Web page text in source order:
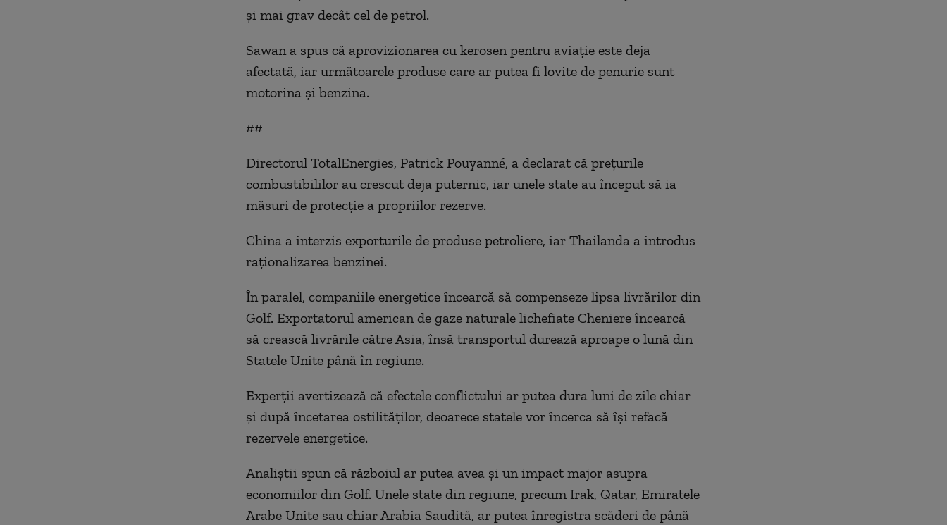
şi mai grav decât cel de petrol.
Sawan a spus că aprovizionarea cu kerosen pentru aviaţie este deja
afectată, iar următoarele produse care ar putea fi lovite de penurie sunt
motorina şi benzina.
##
Directorul TotalEnergies, Patrick Pouyanné, a declarat că preţurile
combustibililor au crescut deja puternic, iar unele state au început să ia
măsuri de protecţie a propriilor rezerve.
China a interzis exporturile de produse petroliere, iar Thailanda a introdus
raţionalizarea benzinei.
În paralel, companiile energetice încearcă să compenseze lipsa livrărilor din
Golf. Exportatorul american de gaze naturale lichefiate Cheniere încearcă
să crească livrările către Asia, însă transportul durează aproape o lună din
Statele Unite până în regiune.
Experţii avertizează că efectele conflictului ar putea dura luni de zile chiar
şi după încetarea ostilităţilor, deoarece statele vor încerca să îşi refacă
rezervele energetice.
Analiştii spun că războiul ar putea avea şi un impact major asupra
economiilor din Golf. Unele state din regiune, precum Irak, Qatar, Emiratele
Arabe Unite sau chiar Arabia Saudită, ar putea înregistra scăderi de până